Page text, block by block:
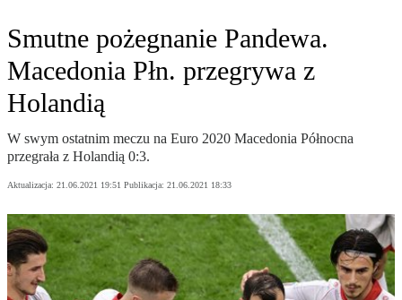
Smutne pożegnanie Pandewa.
Macedonia Płn. przegrywa z
Holandią
W swym ostatnim meczu na Euro 2020 Macedonia Północna
przegrała z Holandią 0:3.
Aktualizacja: 21.06.2021 19:51 Publikacja: 21.06.2021 18:33